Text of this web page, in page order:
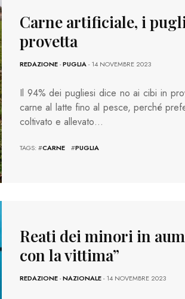
Carne artificiale, i
provetta
REDAZIONE-PUGLIA- 14 NOVEMBRE 2023
Il 94% dei pugliesi dice no ai cibi in
carne al latte fino al pesce, perché
coltivato e allevato…
TAGS: #CARNE #PUGLIA
Reati dei minori in
con la vittima”
REDAZIONE-NAZIONALE- 14 NOVEMBRE 2023